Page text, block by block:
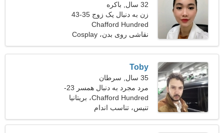
32 سال, باکره
زن به دنبال یک زوج 35-43
Chafford Hundred
نقاشی روی بدن، Cosplay
Toby
35 سال, سرطان
مرد مجرد به دنبال همسر 23-
31
Chafford Hundred، بریتانیا
تنیس، تناسب اندام